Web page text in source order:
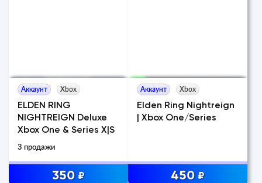
Аккаунт Xbox
ELDEN RING
NIGHTREIGN Deluxe
Xbox One & Series X|S
3 продажи
350 ₽
Аккаунт Xbox
Elden Ring Nightreign
| Xbox One/Series
450 ₽